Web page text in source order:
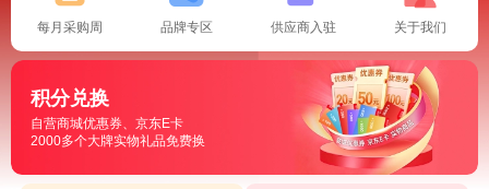
每月采购周 品牌专区 供应商入驻 关于我们
积分兑换
自营商城优惠券、京东E卡
2000多个大牌实物礼品免费换